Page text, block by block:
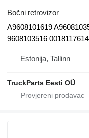
Bočni retrovizor
A9608101619
9608103516 0018117614
Estonija, Tallinn
TruckParts Eesti OÜ